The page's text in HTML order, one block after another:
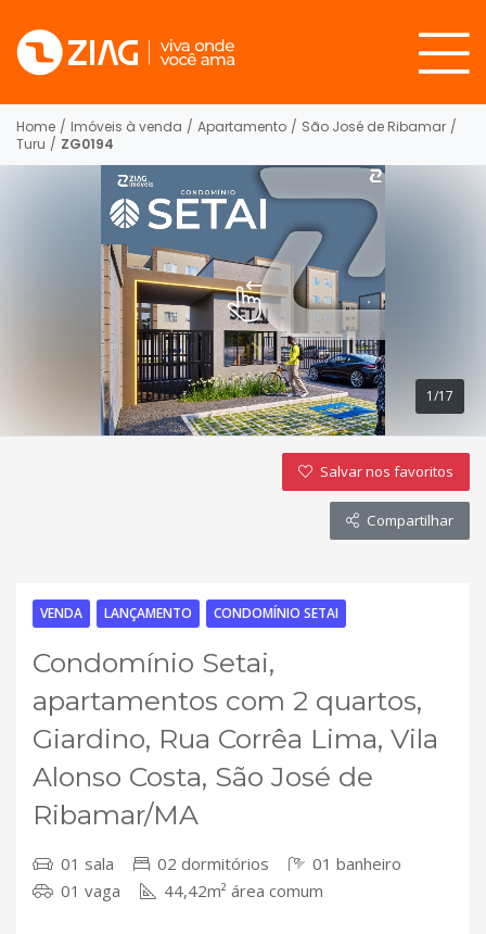
Home / Imóveis à venda / Apartamento / São José de Ribamar /
Turu / ZG0194
1/17
Salvar nos favoritos
Compartilhar
VENDA LANÇAMENTO CONDOMÍNIO SETAI
Condomínio Setai,
apartamentos com 2 quartos,
Giardino, Rua Corrêa Lima, Vila
Alonso Costa, São José de
Ribamar/MA
01 sala 02 dormitórios
01 banheiro
01 vaga
44,42m² área comum